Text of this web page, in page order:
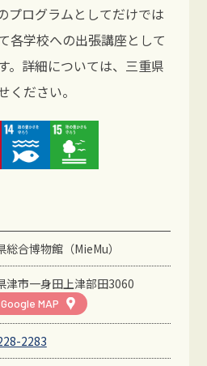
プログラムとしてだけでは
各学校への出張講座として
。詳細については、三重県
ください。
総合博物館（MieMu）
津市一身田上津部田3060
Google MAP
2283